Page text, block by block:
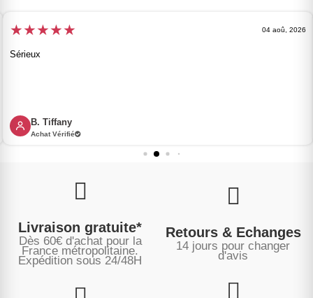
★★★★★ 04 aoû, 2026
Sérieux
B. Tiffany
Achat Vérifié
Livraison gratuite*
Dès 60€ d'achat pour la
France métropolitaine.
Expédition sous 24/48H
Retours & Echanges
14 jours pour changer
d'avis